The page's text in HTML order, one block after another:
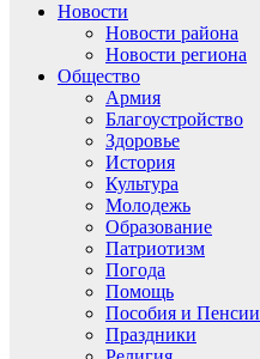
Новости
Новости района
Новости региона
Общество
Армия
Благоустройство
Здоровье
История
Культура
Молодежь
Образование
Патриотизм
Погода
Помощь
Пособия и Пенсии
Праздники